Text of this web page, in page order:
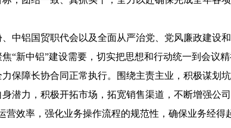
中铝国贸职代会以及全面从严治党、党风廉政建设
“新中铝”建设需要，切实把思想和行动统一到会议
保障长协合同正常执行。围绕主责主业，积极谋划
潜力，积极开拓市场，拓宽销售渠道，不断增强公
营效率，强化业务操作流程的规范性，确保业务经